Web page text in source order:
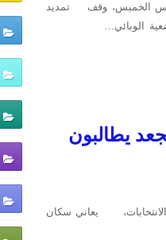
أمس الخميس، وقف تمديد
الوبائي…
يطالبون
يعاني سكان